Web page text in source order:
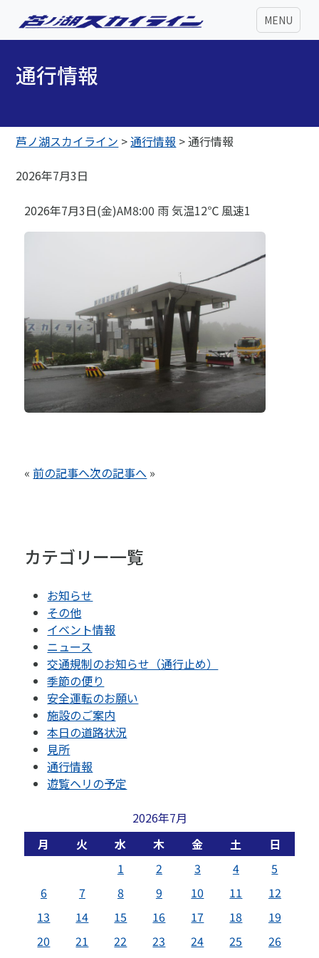
MENU
通行情報
芦ノ湖スカイライン >通行情報 >通行情報
2026年7月3日
2026年7月3日(金)AM8:00 雨 気温12℃ 風速1
«前の記事へ次の記事へ »
カテゴリー一覧
お知らせ
その他
イベント情報
ニュース
交通規制のお知らせ（通行止め）
季節の便り
安全運転のお願い
施設のご案内
本日の道路状況
見所
通行情報
遊覧ヘリの予定
2026年7月
月
火 水 木 金 土
日
1
2 3 4
5
6
7 8 9 10 11
12
13
14 15 16 17 18
19
20
21 22 23 24 25
26